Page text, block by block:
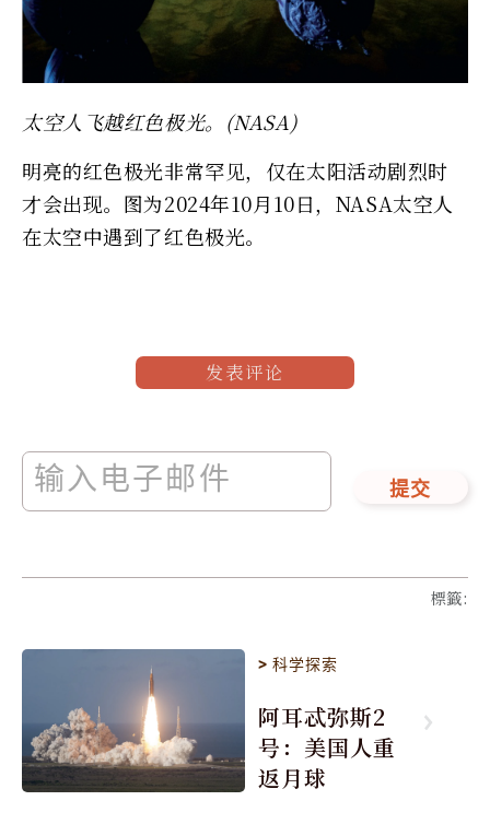
太空人飞越红色极光。(NASA)
明亮的红色极光非常罕见，仅在太阳活动剧烈时
才会出现。图为2024年10月10日，NASA太空人
在太空中遇到了红色极光。
发表评论
提交
標籤:
>科学探索
阿耳忒弥斯2
号：美国人重
返月球